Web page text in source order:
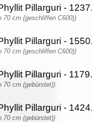
Pillarguri -
70 cm (geschliffen C600))
Pillarguri -
70 cm (geschliffen C600))
Pillarguri -
70 cm (gebürstet))
Pillarguri -
70 cm (gebürstet))